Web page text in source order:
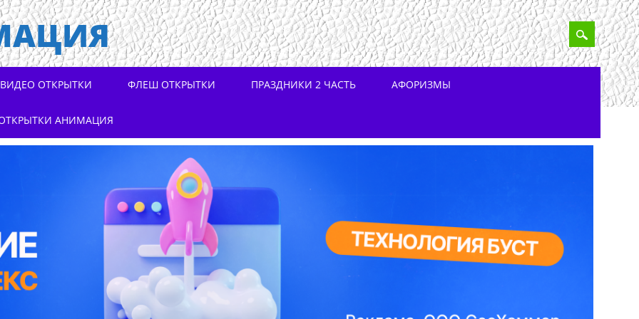
ВИДЕО ОТКРЫТКИ ФЛЕШ ОТКРЫТКИ ПРАЗДНИКИ 2 ЧАСТЬ АФОРИЗМЫ
АНИМАЦИЯ